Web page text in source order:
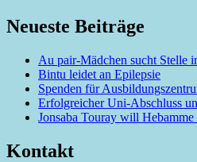
Neueste Beiträge
Au pair-Mädchen sucht Stelle
Bintu leidet an Epilepsie
Spenden für
Erfolgreicher Uni-Abschluss
Jonsaba Touray will Hebamme
Kontakt